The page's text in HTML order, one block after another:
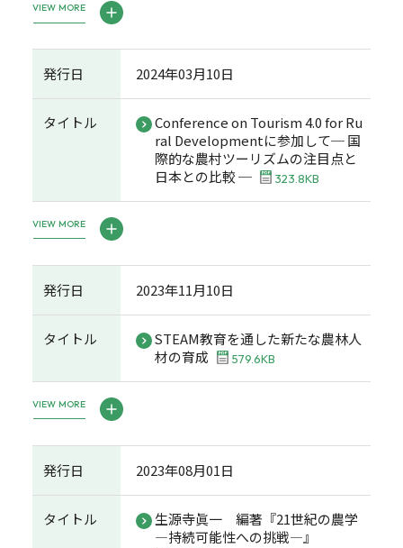
VIEW MORE
発行日 2024年03月10日
タイトル
Conference on Tourism 4.0 for Ru
ral Developmentに参加して─ 国
際的な農村ツーリズムの注目点と
日本との比較 ─
323.8KB
VIEW MORE
発行日 2023年11月10日
タイトル
STEAM教育を通した新たな農林人
材の育成
579.6KB
VIEW MORE
発行日 2023年08月01日
タイトル
生源寺眞一 編著『21世紀の農学
―持続可能性への挑戦―』